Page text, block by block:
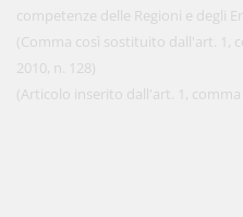
competenze delle Regioni e degli
(Comma così sostituito dall'art. 1,
2010, n. 128)
(Articolo inserito dall'art. 1, comma